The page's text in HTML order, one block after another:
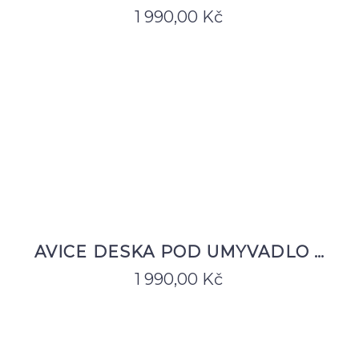
1 990,00 Kč
AVICE DESKA POD UMYVADLO …
1 990,00 Kč